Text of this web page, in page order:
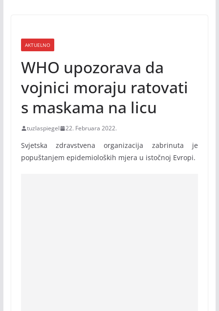
AKTUELNO
WHO upozorava da
vojnici moraju ratovati
s maskama na licu
tuzlaspiegel 22. Februara 2022.
Svjetska zdravstvena organizacija zabrinuta je
popuštanjem epidemioloških mjera u istočnoj Evropi.